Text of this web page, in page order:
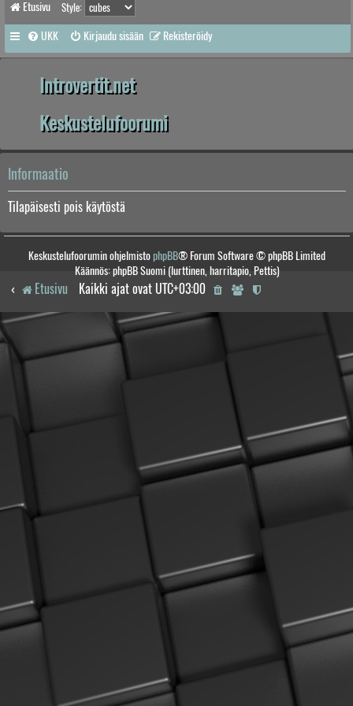
Etusivu Style:
UKK Kirjaudu sisään Rekisteröidy
Introvertit.net
Keskustelufoorumi
Informaatio
Tilapäisesti pois käytöstä
Keskustelufoorumin ohjelmistophpBB® Forum Software © phpBB Limited
Käännös: phpBB Suomi (lurttinen, harritapio, Pettis)
Etusivu Kaikki ajat ovat UTC+03:00